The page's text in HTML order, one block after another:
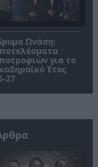
Ωνάση:
για το
Έτος
27